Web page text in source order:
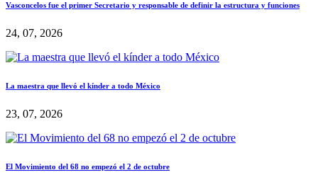
Vasconcelos fue el primer Secretario y responsable de definir la estructura y funciones
24, 07, 2026
La maestra que llevó el kínder a todo México
23, 07, 2026
El Movimiento del 68 no empezó el 2 de octubre